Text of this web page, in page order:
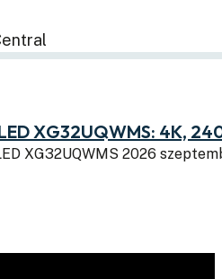
XG32UQWMS: 4K,
XG32UQWMS 2026